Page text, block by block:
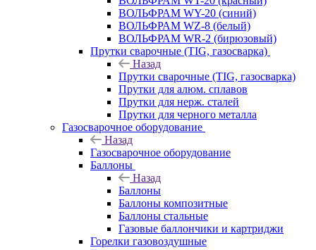
ВОЛЬФРАМ WY-20 (синий)
ВОЛЬФРАМ WZ-8 (белый)
ВОЛЬФРАМ WR-2 (бирюзовый)
Прутки сварочные (TIG, газосварка)
Назад
Прутки сварочные (TIG, газосварка)
Прутки для алюм. сплавов
Прутки для нерж. сталей
Прутки для черного металла
Газосварочное оборудование
Назад
Газосварочное оборудование
Баллоны
Назад
Баллоны
Баллоны композитные
Баллоны стальные
Газовые баллончики и картриджи
Горелки газовоздушные